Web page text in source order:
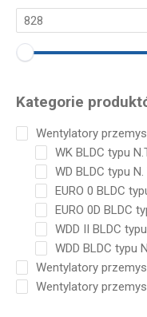
Kategorie
Wentylatory
WK BLDC typu
WD BLDC typu
EURO 0 BLDC
EURO 0D BLDC
WDD II BLDC
WDD BLDC typu
Wentylatory
Wentylatory